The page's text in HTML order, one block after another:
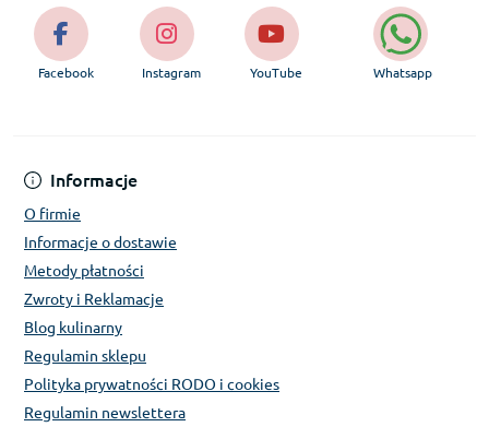
Informacje
O firmie
Informacje o dostawie
Metody płatności
Zwroty i Reklamacje
Blog kulinarny
Regulamin sklepu
Polityka prywatności RODO i cookies
Regulamin newslettera
Facebook Instagram YouTube Whatsapp